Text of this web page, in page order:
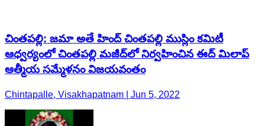
చింతపల్లి: జమా అతే హింద్ చింతపల్లి ముస్లిం కమిటీ
ఆధ్వర్యంలో చింతపల్లి మజీద్‌లో నిర్వహించిన ఈద్ మిలాప్
ఆత్మీయ సమ్మేళనం విజయవంతం
Chintapalle, Visakhapatnam | Jun 5, 2022